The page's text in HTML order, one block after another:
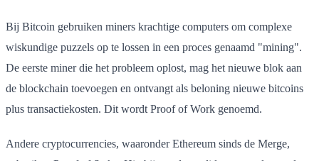
Bij Bitcoin gebruiken miners krachtige computers om complexe
wiskundige puzzels op te lossen in een proces genaamd "mining".
De eerste miner die het probleem oplost, mag het nieuwe blok aan
de blockchain toevoegen en ontvangt als beloning nieuwe bitcoins
plus transactiekosten. Dit wordt Proof of Work genoemd.
Andere cryptocurrencies, waaronder Ethereum sinds de Merge,